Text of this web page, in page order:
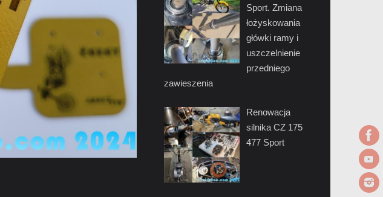
Sport. Zmiana
łożyskowania
główki ramy i
uszczelnienie
przedniego
zawieszenia
Renowacja
silnika CZ 175
477 Sport